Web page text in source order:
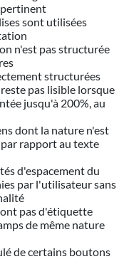
sont utilisées
n'est pas structurée
structurées
pas lisible lorsque
jusqu'à 200%, au
dont la nature n'est
rapport au texte
d'espacement du
par l'utilisateur sans
pas d'étiquette
de même nature
de certains boutons